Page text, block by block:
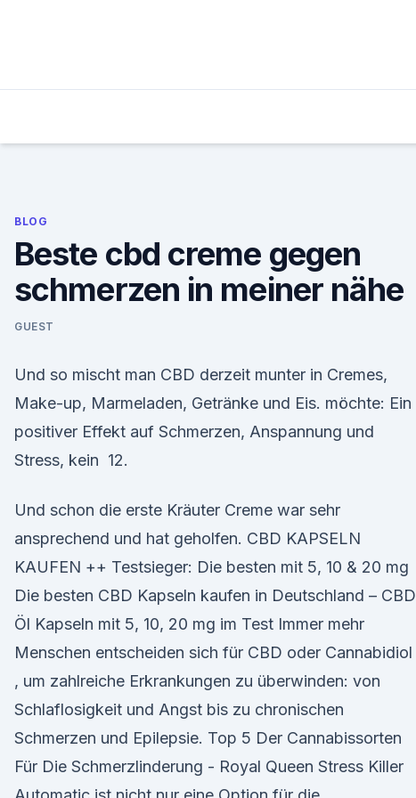
BLOG
Beste cbd creme gegen
schmerzen in meiner nähe
GUEST
Und so mischt man CBD derzeit munter in Cremes,
Make-up, Marmeladen, Getränke und Eis. möchte: Ein
positiver Effekt auf Schmerzen, Anspannung und
Stress, kein 12.
Und schon die erste Kräuter Creme war sehr
ansprechend und hat geholfen. CBD KAPSELN
KAUFEN ++ Testsieger: Die besten mit 5, 10 & 20 mg
Die besten CBD Kapseln kaufen in Deutschland – CBD
Öl Kapseln mit 5, 10, 20 mg im Test Immer mehr
Menschen entscheiden sich für CBD oder Cannabidiol
, um zahlreiche Erkrankungen zu überwinden: von
Schlaflosigkeit und Angst bis zu chronischen
Schmerzen und Epilepsie. Top 5 Der Cannabissorten
Für Die Schmerzlinderung - Royal Queen Stress Killer